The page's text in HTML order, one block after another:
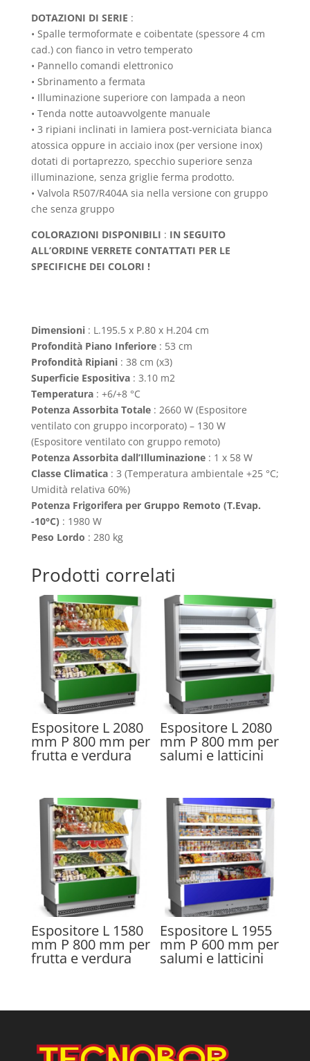
DOTAZIONI DI SERIE :
• Spalle termoformate e coibentate (spessore 4 cm
cad.) con fianco in vetro temperato
• Pannello comandi elettronico
• Sbrinamento a fermata
• Illuminazione superiore con lampada a neon
• Tenda notte autoavvolgente manuale
• 3 ripiani inclinati in lamiera post-verniciata bianca
atossica oppure in acciaio inox (per versione inox)
dotati di portaprezzo, specchio superiore senza
illuminazione, senza griglie ferma prodotto.
• Valvola R507/R404A sia nella versione con gruppo
che senza gruppo
COLORAZIONI DISPONIBILI : IN SEGUITO
ALL’ORDINE VERRETE CONTATTATI PER LE
SPECIFICHE DEI COLORI !
Dimensioni : L.195.5 x P.80 x H.204 cm
Profondità Piano Inferiore: 53 cm
Profondità Ripiani: 38 cm (x3)
Superficie Espositiva: 3.10 m2
Temperatura : +6/+8 °C
Potenza Assorbita Totale: 2660 W (Espositore
ventilato con gruppo incorporato) – 130 W
(Espositore ventilato con gruppo remoto)
Potenza Assorbita dall’Illuminazione: 1 x 58 W
Classe Climatica : 3 (Temperatura ambientale +25 °C;
Umidità relativa 60%)
Potenza Frigorifera per Gruppo Remoto (T.Evap.
-10°C) : 1980 W
Peso Lordo : 280 kg
Prodotti correlati
Espositore L 2080
mm P 800 mm per
frutta e verdura
Espositore L 2080
mm P 800 mm per
salumi e latticini
Espositore L 1580
mm P 800 mm per
frutta e verdura
Espositore L 1955
mm P 600 mm per
salumi e latticini